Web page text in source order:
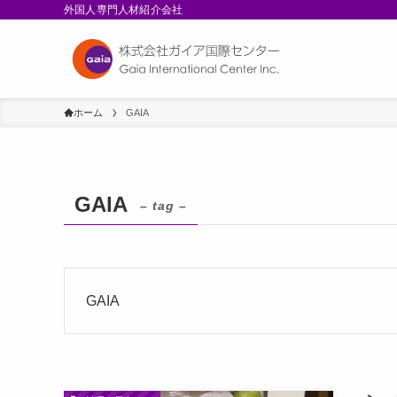
外国人専門人材紹介会社
ホーム GAIA
GAIA – tag –
GAIA